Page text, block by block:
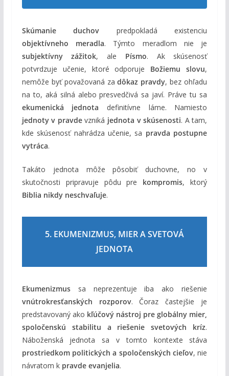
Skúmanie duchov predpokladá existenciu
objektívneho meradla. Týmto meradlom nie je
subjektívny zážitok, ale Písmo. Ak skúsenosť
potvrdzuje učenie, ktoré odporuje Božiemu slovu,
nemôže byť považovaná zadôkaz pravdy, bez ohľadu
na to, aká silná alebo presvedčivá sa javí. Práve tu sa
ekumenická jednota definitívne láme. Namiesto
jednoty v pravdevzniká jednota v skúsenosti. A tam,
kde skúsenosť nahrádza učenie, sa pravda postupne
vytráca.
Takáto jednota môže pôsobiť duchovne, no v
skutočnosti pripravuje pôdu pre kompromis, ktorý
Biblia nikdy neschvaľuje.
5. EKUMENIZMUS, MIER A SVETOVÁ
JEDNOTA
Ekumenizmussa neprezentuje iba ako riešenie
vnútrokresťanských rozporov. Čoraz častejšie je
predstavovaný ako kľúčový nástroj pre globálny mier,
spoločenskú stabilitu a riešenie svetových kríz.
Náboženská jednota sa v tomto kontexte stáva
prostriedkom politických a spoločenských cieľov, nie
návratom k pravde evanjelia.